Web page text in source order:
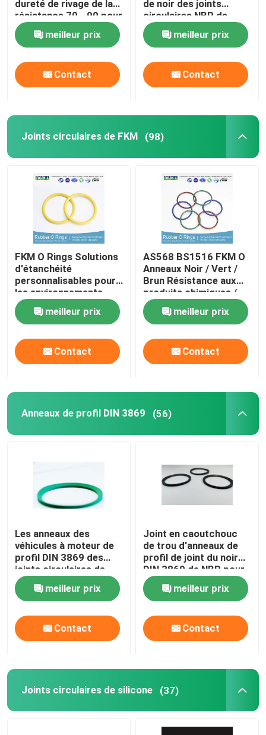
dureté de rivage de la
résistance 70 - 90 pour
des compresseurs à
gaz
meilleur prix
Contact
de noir des joints
circulaires NBR de
compresseurs à gaz 70
- 90
meilleur prix
Contact
Joints circulaires de FKM (98)
FKM O Rings Solutions
d'étanchéité
personnalisables pour
les environnements
exigeants
meilleur prix
Contact
AS568 BS1516 FKM O
Anneaux Noir / Vert /
Brun Résistance aux
produits chimiques /
huile Résistance aux
UV
meilleur prix
Contact
Anneaux de profil DIN 3869 (56)
Les anneaux des
véhicules à moteur de
profil DIN 3869 des
joints circulaires de
profil de place de la
résistance à l'usure
NBR
meilleur prix
Contact
Joint en caoutchouc
de trou d'anneaux de
profil de joint du noir
DIN 3869 de NBR pour
des incidences
meilleur prix
Contact
Joints circulaires de silicone (37)